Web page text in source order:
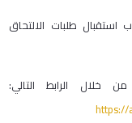
طلبات الالتحاق
خلال الرابط التالي:
https://